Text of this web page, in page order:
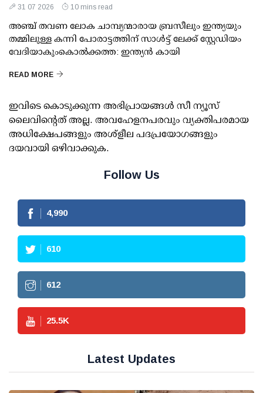
31 07 2026 10 mins read
അഞ്ച് തവണ ലോക ചാമ്പ്യന്മാരായ ബ്രസീലും ഇന്ത്യയും
തമ്മിലുള്ള കന്നി പോരാട്ടത്തിന് സാള്‍ട്ട് ലേക്ക് സ്റ്റേഡിയം
വേദിയാകുംകൊല്‍ക്കത്ത: ഇന്ത്യന്‍ കായി
READ MORE
ഇവിടെ കൊടുക്കുന്ന അഭിപ്രായങ്ങള്‍ സീ ന്യൂസ്
ലൈവിന്റെത് അല്ല. അവഹേളനപരവും വ്യക്തിപരമായ
അധിക്ഷേപങ്ങളും അശ്‌ളീല പദപ്രയോഗങ്ങളും
ദയവായി ഒഴിവാക്കുക.
Follow Us
4,990
610
612
25.5K
Latest Updates